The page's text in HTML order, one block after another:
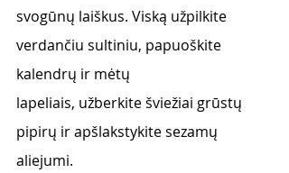
svogūnų laiškus. Viską užpilkite
verdančiu sultiniu, papuoškite
kalendrų ir mėtų
lapeliais, užberkite šviežiai grūstų
pipirų ir apšlakstykite sezamų
aliejumi.